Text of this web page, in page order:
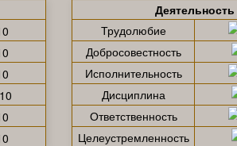
Деятельность
Трудолюбие
Добросовестность
Исполнительность
Дисциплина
Ответственность
Целеустремленность